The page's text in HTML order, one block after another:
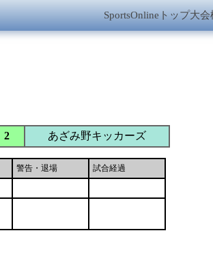
SportsOnlineトップ大会
2 あざみ野キッカーズ
警告・退場 試合経過